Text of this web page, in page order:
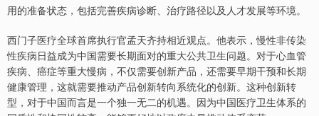
用的准备状态，包括完善疾病诊断、治疗路径以及人才发展等环境。
西门子医疗全球首席执行官孟天齐持相近观点。他表示，慢性非传染
性疾病日益成为中国需要长期面对的重大公共卫生问题。对于心血管
疾病、癌症等重大慢病，不仅需要创新产品，还需要早期干预和长期
健康管理，这就需要推动产品创新转向系统化的创新。这种创新转
型，对于中国而言是一个独一无二的机遇。因为中国医疗卫生体系的